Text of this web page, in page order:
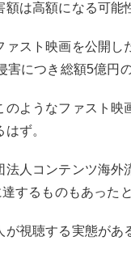
額は高額になる可能
ァスト映画を公開
害につき総額5億円
のようなファスト
ず。
法人コンテンツ海
するものもあった
が視聴する実態があ